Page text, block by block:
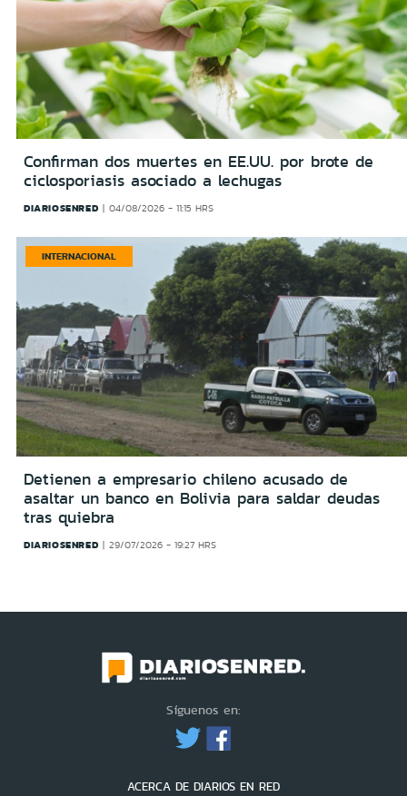
Confirman dos muertes en EE.UU. por brote de
ciclosporiasis asociado a lechugas
DIARIOSENRED 04/08/2026 - 11:15 HRS
INTERNACIONAL
Detienen a empresario chileno acusado de
asaltar un banco en Bolivia para saldar deudas
tras quiebra
DIARIOSENRED 29/07/2026 - 19:27 HRS
Síguenos en:
ACERCA DE DIARIOS EN RED